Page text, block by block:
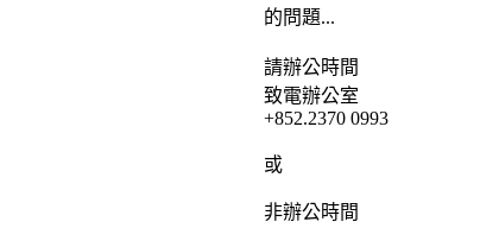
的問題...
請辦公時間
致電辦公室
+852.2370 0993
或
非辦公時間